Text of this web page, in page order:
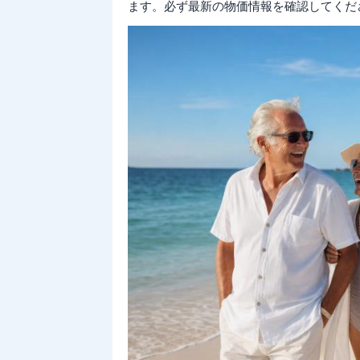
ます。必ず最新の物価情報を確認してくだ